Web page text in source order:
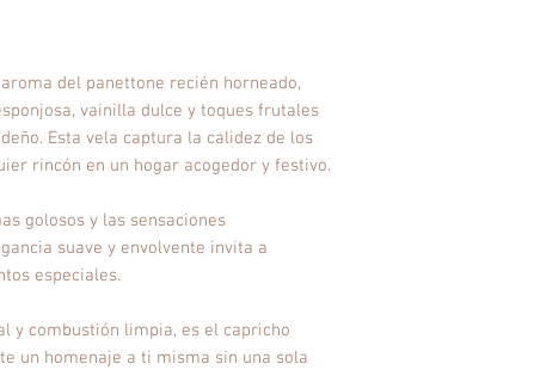
del panettone recién horneado,
vainilla dulce y toques frutales
Esta vela captura la calidez de los
rincón en un hogar acogedor y festivo.
golosos y las sensaciones
suave y envolvente invita a
especiales.
y combustión limpia, es el capricho
un homenaje a ti misma sin una sola